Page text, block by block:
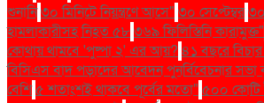
শুনানি৩০ মিনিটে নিয়ন্ত্রণে আসে" ৩০ সেপ্টেম্বর
হামলাকারীসহ নিহত ৫৮৩৬৯ ফিলিস্তিনি কারামুক্ত"
কোথায় থামবে 'পুষ্পা ২' এর আয়? ৪১ বছরে
বিসিএস বাদ পড়াদের আবেদন পুনর্বিবেচনার সভা
বেশি৫ শতাংশই থাকবে পূর্বের মতো" ৫০০ কোটি